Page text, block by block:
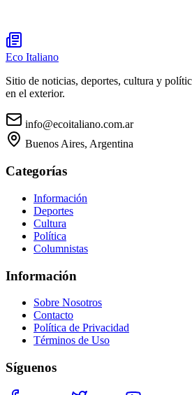
Eco Italiano
Sitio de noticias, deportes, cultura y
en el exterior.
info@ecoitaliano.com.ar
Buenos Aires, Argentina
Categorías
Información
Deportes
Cultura
Política
Columnistas
Información
Sobre Nosotros
Contacto
Política de Privacidad
Términos de Uso
Síguenos